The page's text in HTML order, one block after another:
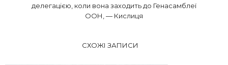
делегацією, коли вона заходить до Генасамблеї
ООН, — Кислиця
СХОЖІ ЗАПИСИ